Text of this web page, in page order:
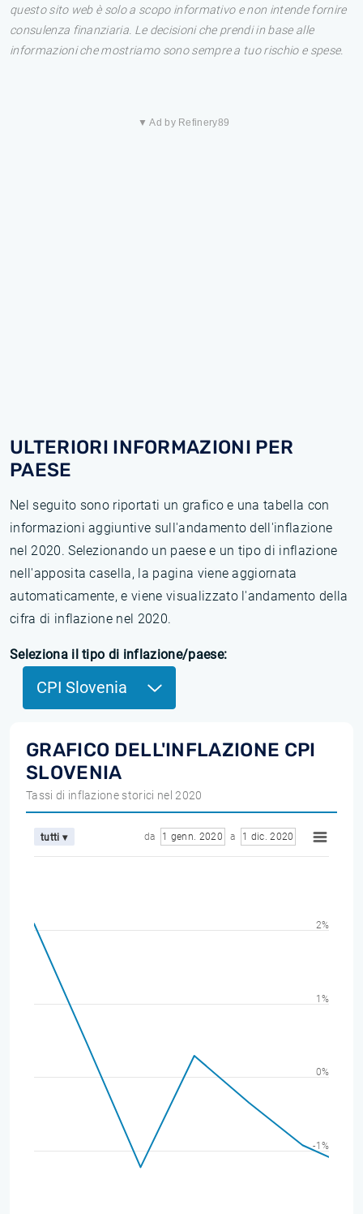
questo sito web è solo a scopo informativo e non intende fornire
consulenza finanziaria. Le decisioni che prendi in base alle
informazioni che mostriamo sono sempre a tuo rischio e spese.
▼ Ad by Refinery89
ULTERIORI INFORMAZIONI PER
PAESE
Nel seguito sono riportati un grafico e una tabella con
informazioni aggiuntive sull'andamento dell'inflazione
nel 2020. Selezionando un paese e un tipo di inflazione
nell'apposita casella, la pagina viene aggiornata
automaticamente, e viene visualizzato l'andamento della
cifra di inflazione nel 2020.
Seleziona il tipo di inflazione/paese:
CPI Slovenia
GRAFICO DELL'INFLAZIONE CPI
SLOVENIA
Tassi di inflazione storici nel 2020
tutti ▾ da 1 genn. 2020 a 1 dic. 2020
-1%
0%
1%
2%